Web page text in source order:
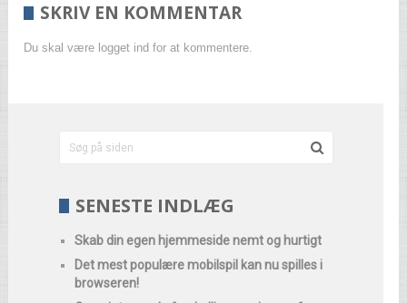
SKRIV EN KOMMENTAR
Du skal være logget ind for at kommentere.
SENESTE INDLÆG
Skab din egen hjemmeside nemt og hurtigt
Det mest populære mobilspil kan nu spilles i
browseren!